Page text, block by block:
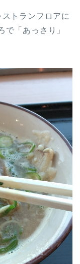
トランフロアに
で「あっさり」